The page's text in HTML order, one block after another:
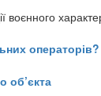
воєнного
операторів?
об’єкта